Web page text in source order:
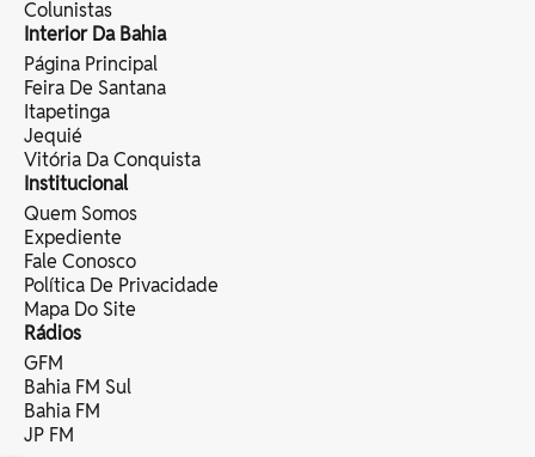
Colunistas
Interior Da Bahia
Página Principal
Feira De Santana
Itapetinga
Jequié
Vitória Da Conquista
Institucional
Quem Somos
Expediente
Fale Conosco
Política De Privacidade
Mapa Do Site
Rádios
GFM
Bahia FM Sul
Bahia FM
JP FM